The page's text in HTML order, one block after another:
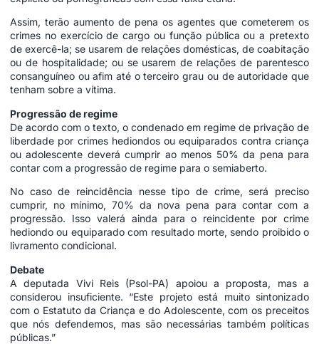
Assim, terão aumento de pena os agentes que cometerem os
crimes no exercício de cargo ou função pública ou a pretexto
de exercê-la; se usarem de relações domésticas, de coabitação
ou de hospitalidade; ou se usarem de relações de parentesco
consanguíneo ou afim até o terceiro grau ou de autoridade que
tenham sobre a vítima.
Progressão de regime
De acordo com o texto, o condenado em regime de privação de
liberdade por crimes hediondos ou equiparados contra criança
ou adolescente deverá cumprir ao menos 50% da pena para
contar com a progressão de regime para o semiaberto.
No caso de reincidência nesse tipo de crime, será preciso
cumprir, no mínimo, 70% da nova pena para contar com a
progressão. Isso valerá ainda para o reincidente por crime
hediondo ou equiparado com resultado morte, sendo proibido o
livramento condicional.
Debate
A deputada Vivi Reis (Psol-PA) apoiou a proposta, mas a
considerou insuficiente. “Este projeto está muito sintonizado
com o Estatuto da Criança e do Adolescente, com os preceitos
que nós defendemos, mas são necessárias também políticas
públicas.”